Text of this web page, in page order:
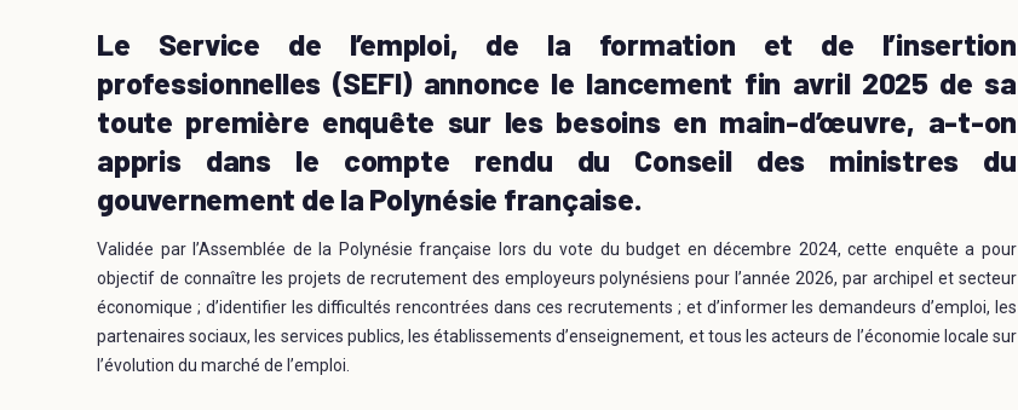
Le Service de l’emploi, de la formation et de l’insertion
professionnelles (SEFI) annonce le lancement fin avril 2025 de sa
toute première enquête sur les besoins en main-d’œuvre, a-t-on
appris dans le compte rendu du Conseil des ministres du
gouvernement de la Polynésie française.
Validée par l’Assemblée de la Polynésie française lors du vote du budget en décembre 2024, cette enquête a pour
objectif de connaître les projets de recrutement des employeurs polynésiens pour l’année 2026, par archipel et secteur
économique ; d’identifier les difficultés rencontrées dans ces recrutements ; et d’informer les demandeurs d’emploi, les
partenaires sociaux, les services publics, les établissements d’enseignement, et tous les acteurs de l’économie locale sur
l’évolution du marché de l’emploi.